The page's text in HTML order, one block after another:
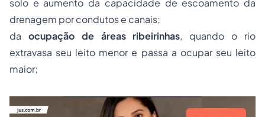
solo e aumento da capacidade de escoamento da
drenagem por condutos e canais;
da ocupação de áreas ribeirinhas, quando o rio
extravasa seu leito menor e passa a ocupar seu leito
maior;